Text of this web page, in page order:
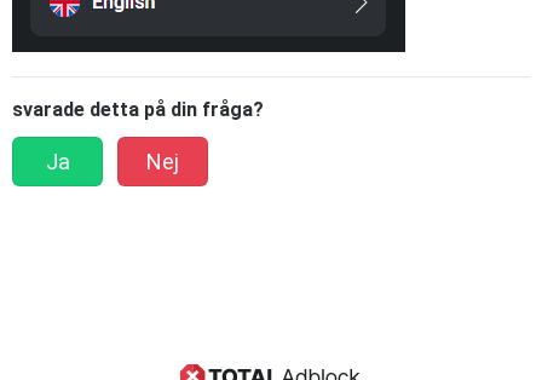
svarade detta på din fråga?
Ja Nej